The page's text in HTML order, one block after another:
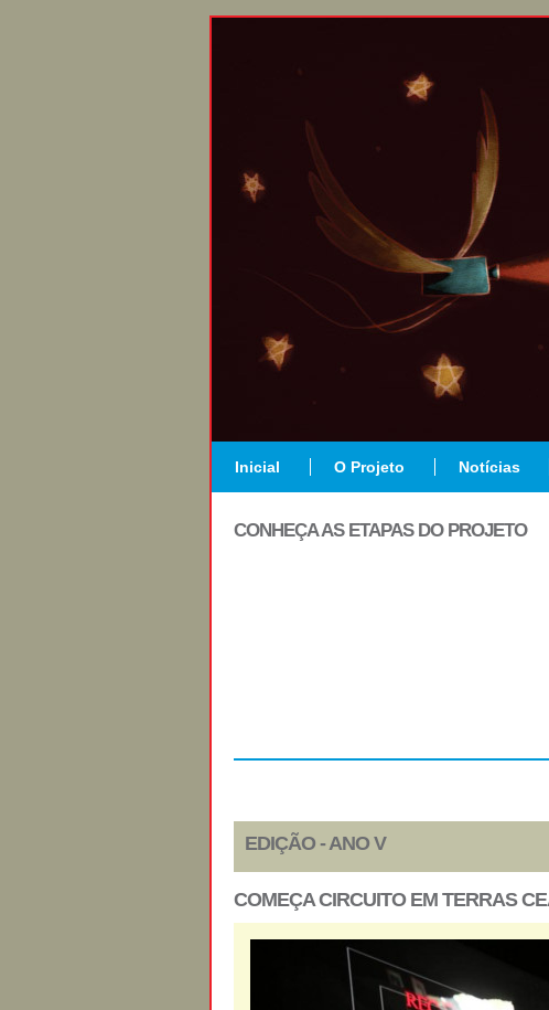
Inicial O Projeto Notícias
CONHEÇA AS ETAPAS DO PROJETO
EDIÇÃO - ANO V
COMEÇA CIRCUITO EM TERRAS